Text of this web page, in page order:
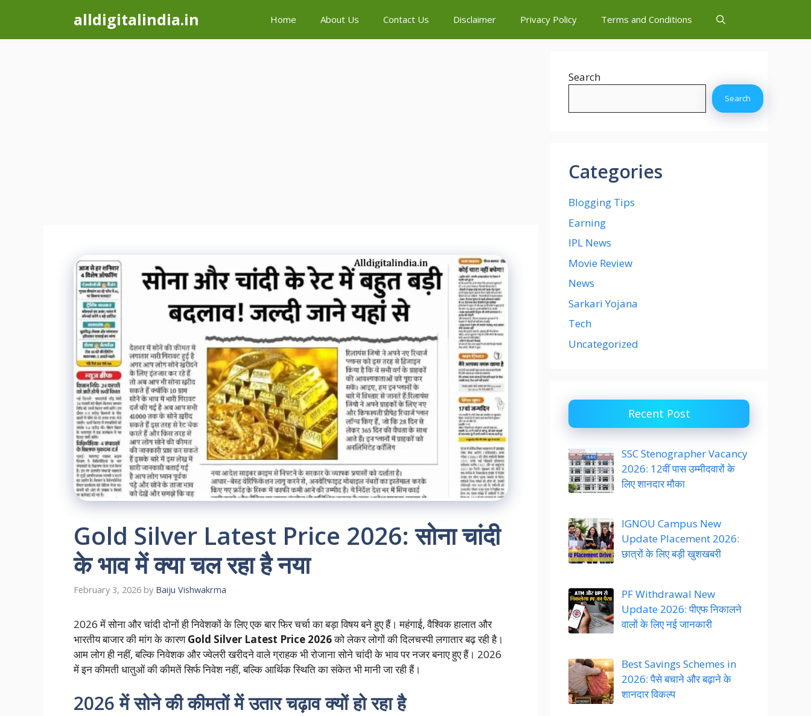
content
alldigitalindia.in Home About Us Contact Us Disclaimer Privacy Policy Terms and Conditions
Gold Silver Latest Price 2026: सोना चांदी
के भाव में क्या चल रहा है नया
February 3, 2026 by Baiju Vishwakrma
2026 में सोना और चांदी दोनों ही निवेशकों के लिए एक बार फिर चर्चा का बड़ा विषय बने हुए हैं। महंगाई, वैश्विक हालात और
भारतीय बाजार की मांग के कारणGold Silver Latest Price 2026को लेकर लोगों की दिलचस्पी लगातार बढ़ रही है।
आम लोग ही नहीं, बल्कि निवेशक और ज्वेलरी खरीदने वाले ग्राहक भी रोजाना सोने चांदी के भाव पर नजर बनाए हुए हैं। 2026
में इन कीमती धातुओं की कीमतें सिर्फ निवेश नहीं, बल्कि आर्थिक स्थिति का संकेत भी मानी जा रही हैं।
2026 में सोने की कीमतों में उतार चढ़ाव क्यों हो रहा है
Search
Search
Categories
Blogging Tips
Earning
IPL News
Movie Review
News
Sarkari Yojana
Tech
Uncategorized
Recent Post
SSC Stenographer Vacancy
2026: 12वीं पास उम्मीदवारों के
लिए शानदार मौका
IGNOU Campus New
Update Placement 2026:
छात्रों के लिए बड़ी खुशखबरी
PF Withdrawal New
Update 2026: पीएफ निकालने
वालों के लिए नई जानकारी
Best Savings Schemes in
2026: पैसे बचाने और बढ़ाने के
शानदार विकल्प